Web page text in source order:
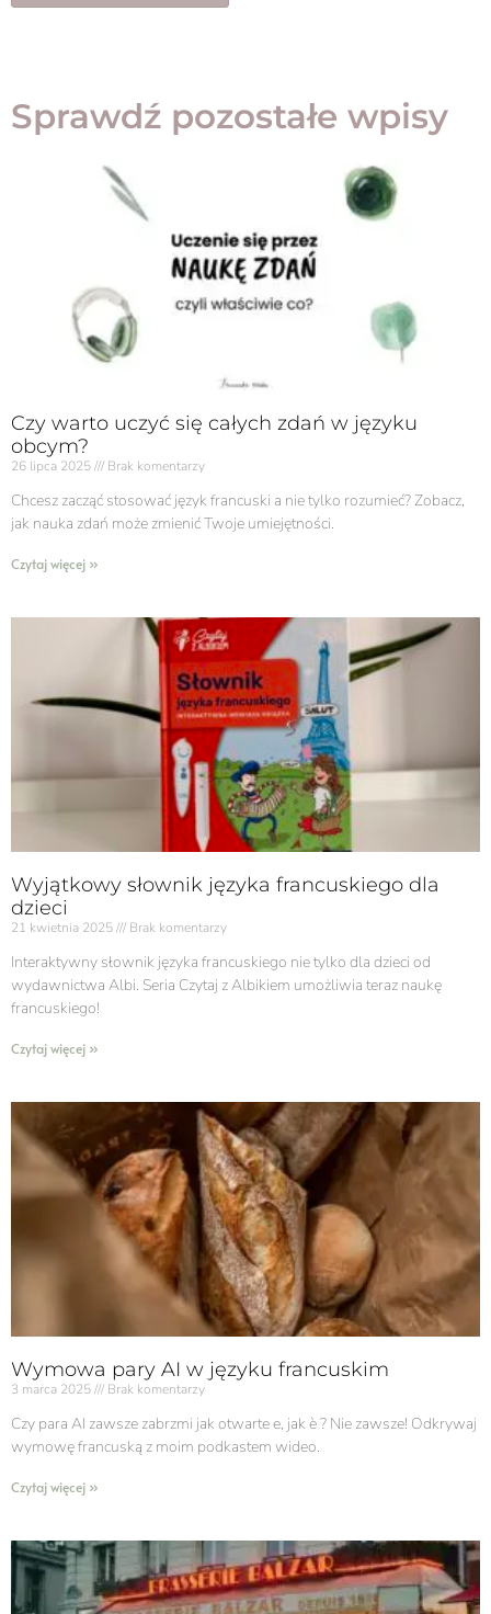
Sprawdź pozostałe wpisy
Czy warto uczyć się całych zdań w języku
obcym?
26 lipca 2025 Brak komentarzy
Chcesz zacząć stosować język francuski a nie tylko rozumieć? Zobacz,
jak nauka zdań może zmienić Twoje umiejętności.
Czytaj więcej »
Wyjątkowy słownik języka francuskiego dla
dzieci
21 kwietnia 2025 Brak komentarzy
Interaktywny słownik języka francuskiego nie tylko dla dzieci od
wydawnictwa Albi. Seria Czytaj z Albikiem umożliwia teraz naukę
francuskiego!
Czytaj więcej »
Wymowa pary AI w języku francuskim
3 marca 2025 Brak komentarzy
Czy para AI zawsze zabrzmi jak otwarte e, jak è ? Nie zawsze! Odkrywaj
wymowę francuską z moim podkastem wideo.
Czytaj więcej »